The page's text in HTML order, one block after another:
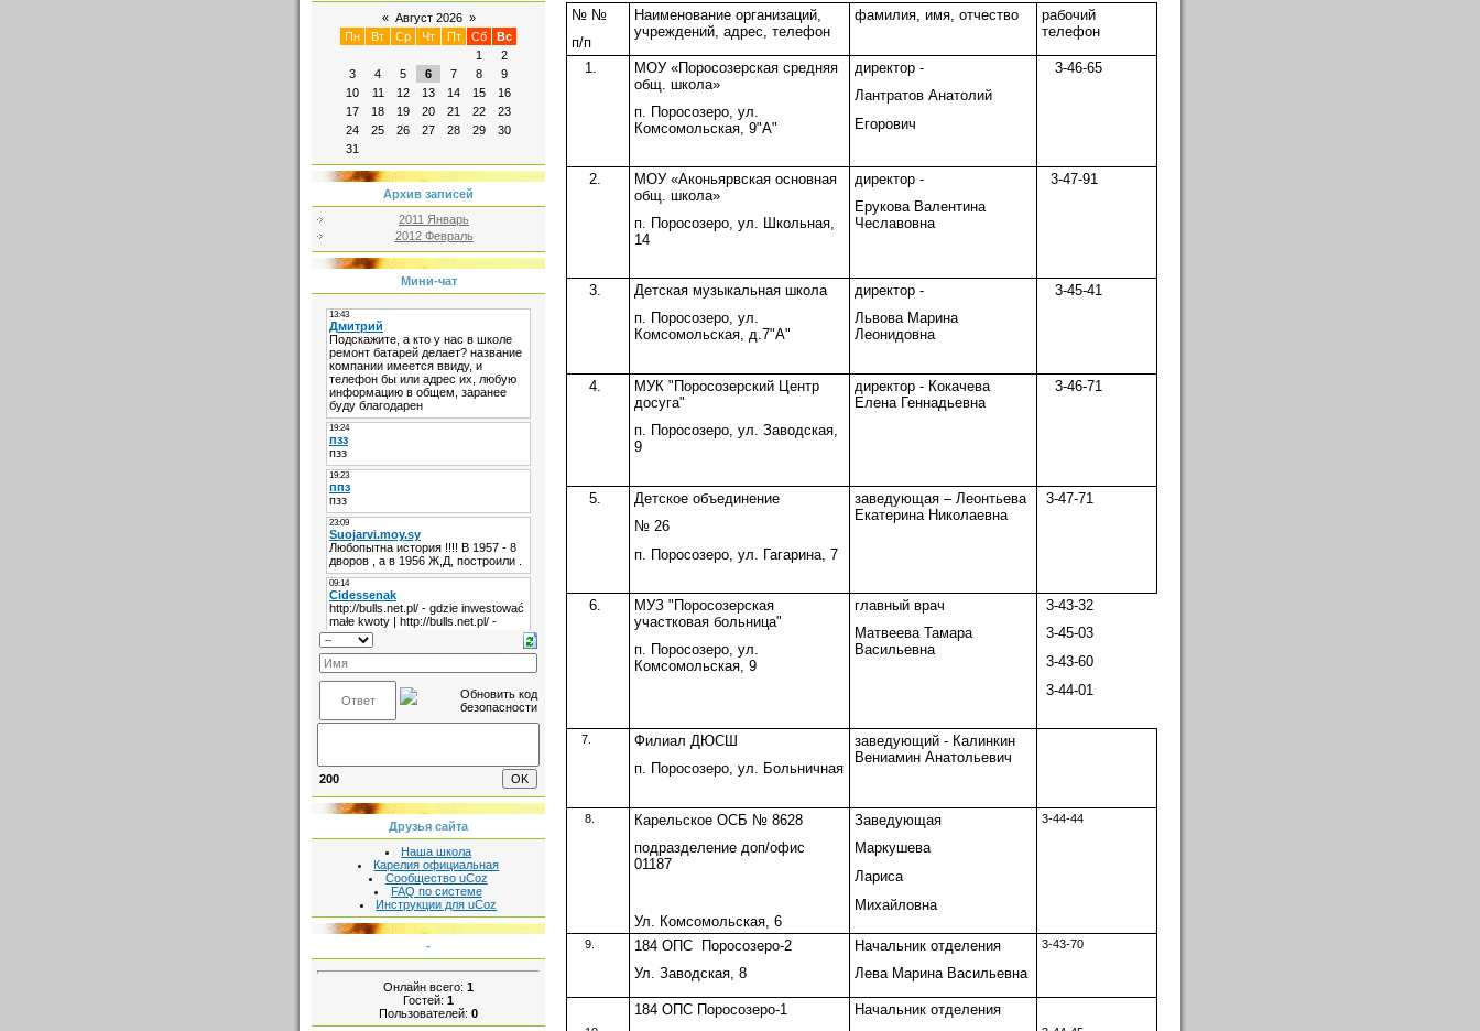
« Август 2026 »
Пн
Вт Ср Чт Пт Сб
Вс
1
2
3
4 5 6 7 8
9
10
11 12 13 14 15
16
17
18 19 20 21 22
23
24
25 26 27 28 29
30
31
Архив записей
2011 Январь
2012 Февраль
Мини-чат
200
Друзья сайта
Наша школа
Карелия официальная
Сообщество uCoz
FAQ по системе
Инструкции для uCoz
-
Онлайн всего: 1
Гостей: 1
Пользователей: 0
№ №
п/п
Наименование организаций,
учреждений, адрес, телефон
фамилия, имя, отчество
рабочий
телефон
1.
МОУ «Поросозерская средняя
общ. школа»
п. Поросозеро, ул.
Комсомольская, 9"А"
директор -
Лантратов Анатолий
Егорович
3-46-65
2.
МОУ «Аконьярвская основная
общ. школа»
п. Поросозеро, ул. Школьная,
14
директор -
Ерукова Валентина
Чеславовна
3-47-91
3.
Детская музыкальная школа
п. Поросозеро, ул.
Комсомольская, д.7"А"
директор -
Львова Марина
Леонидовна
3-45-41
4.
МУК "Поросозерский Центр
досуга"
п. Поросозеро, ул. Заводская,
9
директор - Кокачева
Елена Геннадьевна
3-46-71
5.
Детское объединение
№ 26
п. Поросозеро, ул. Гагарина, 7
заведующая – Леонтьева
Екатерина Николаевна
3-47-71
6.
МУЗ "Поросозерская
участковая больница"
п. Поросозеро, ул.
Комсомольская, 9
главный врач
Матвеева Тамара
Васильевна
3-43-32
3-45-03
3-43-60
3-44-01
7.
Филиал ДЮСШ
п. Поросозеро, ул. Больничная
заведующий - Калинкин
Вениамин Анатольевич
8.
Карельское ОСБ № 8628
подразделение доп/офис
01187
Ул. Комсомольская, 6
Заведующая
Маркушева
Лариса
Михайловна
3-44-44
9. 184 ОПС
Поросозеро-2
Ул. Заводская, 8
Начальник отделения
Лева Марина Васильевна
3-43-70
184 ОПС Поросозеро-1
Начальник отделения